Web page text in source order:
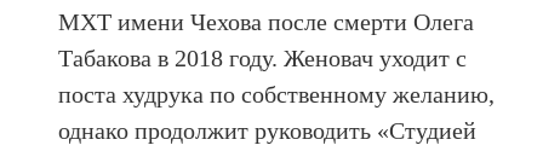
МХТ имени Чехова после смерти Олега
Табакова в 2018 году. Женовач уходит с
поста худрука по собственному желанию,
однако продолжит руководить «Студией